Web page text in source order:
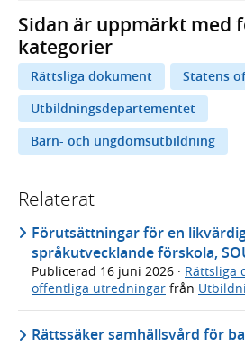
Sidan är uppmärkt med
kategorier
Rättsliga dokument
Statens
Utbildningsdepartementet
Barn- och ungdomsutbildning
Relaterat
Förutsättningar för en
språkutvecklande förskola,
Publicerad 16 juni 2026 · Rättsliga
offentliga utredningar från
Rättssäker samhällsvård för